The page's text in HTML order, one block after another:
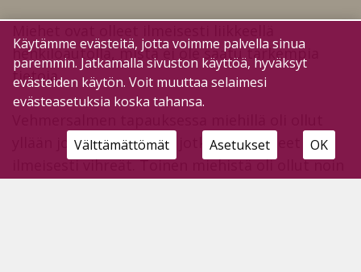
henkilöautolla, mistä ei ole saatu tarkempia
tietoja.
yllään jonkinlaiset liivit, jotka olivat olleet
ilmeisesti vihreät. Toinen miehistä oli ollut noin
Käytämme evästeitä, jotta voimme palvella sinua
paremmin. Jatkamalla sivuston käyttöä, hyväksyt
evästeiden käytön. Voit muuttaa selaimesi
evästeasetuksia koska tahansa.
Välttämättömät Asetukset OK